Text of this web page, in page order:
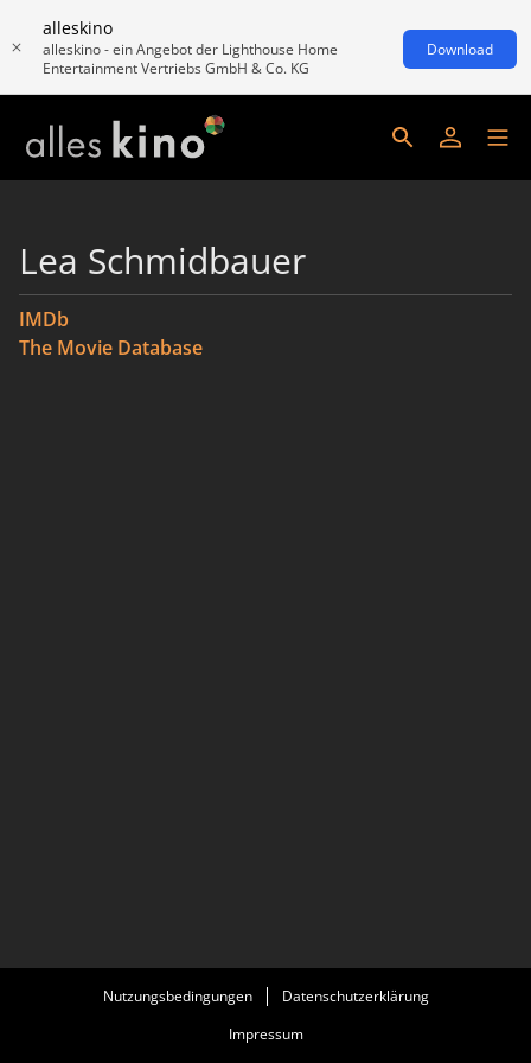
alleskino
alleskino - ein Angebot der Lighthouse Home
Entertainment Vertriebs GmbH & Co. KG
Download
Lea Schmidbauer
IMDb
The Movie Database
Nutzungsbedingungen
Datenschutzerklärung
Impressum